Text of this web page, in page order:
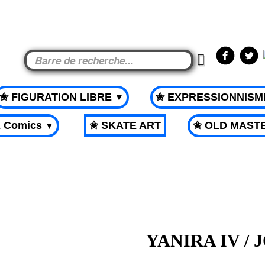
✬ FIGURATION LIBRE ▼ ✬
Comics ▼ ✬ SKATE ART ✬ OLD
YANIRA IV /